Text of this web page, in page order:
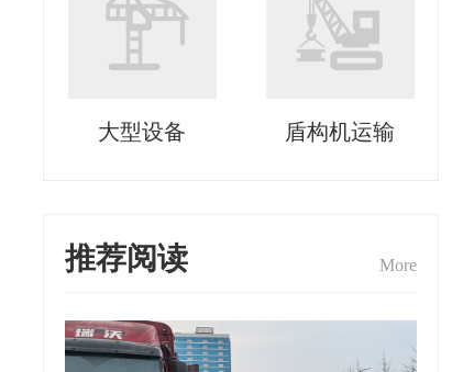
大型设备 盾构机运输
推荐阅读 More